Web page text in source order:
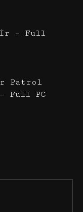
– Full
Patrol
Full PC